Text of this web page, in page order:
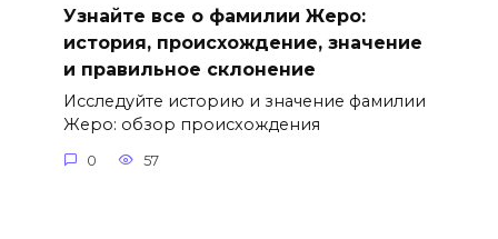
Узнайте все о фамилии Жеро:
история, происхождение, значение
и правильное склонение
Исследуйте историю и значение фамилии
Жеро: обзор происхождения
0 57